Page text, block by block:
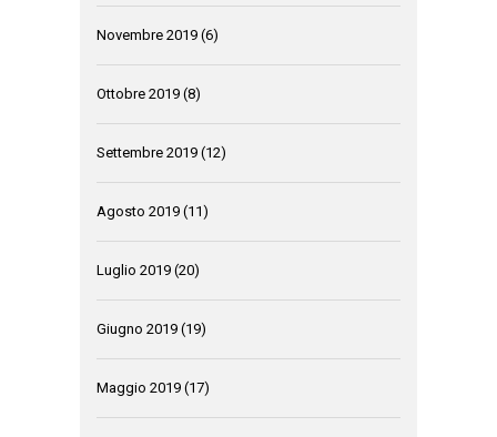
Novembre 2019 (6)
Ottobre 2019 (8)
Settembre 2019 (12)
Agosto 2019 (11)
Luglio 2019 (20)
Giugno 2019 (19)
Maggio 2019 (17)